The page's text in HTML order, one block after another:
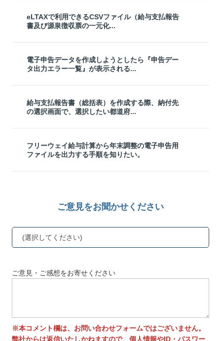
eLTAXで利用できるCSVファイル（給与支払報告
書及び源泉徴収票の一元化...
電子申告データを作成しようとしたら『申告デー
タ出力エラー一覧』が表示される...
給与支払報告書（総括表）を作成する際、納付先
の選択画面で、選択したい都道府...
フリーウェイ給与計算から年末調整の電子申告用
ファイルを出力する手順を知りたい。
ご意見をお聞かせください
(選択してください)
ご意見・ご感想をお寄せください
※本コメント欄は、お問い合わせフォームではございません。
弊社からは返信いたしかねますので、個人情報やID・パスワー